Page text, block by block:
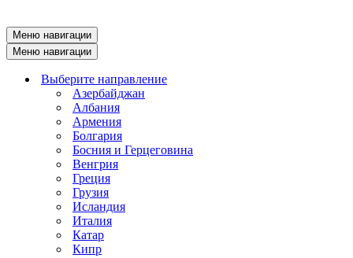
Меню навигации
Меню навигации
Выберите направление
Азербайджан
Албания
Армения
Болгария
Босния и Герцеговина
Венгрия
Греция
Грузия
Исландия
Италия
Катар
Кипр